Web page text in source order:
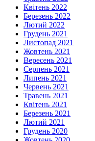
Квітень 2022
Березень 2022
Лютий 2022
Грудень 2021
Листопад 2021
Жовтень 2021
Вересень 2021
Серпень 2021
Липень 2021
Червень 2021
Травень 2021
Квітень 2021
Березень 2021
Лютий 2021
Грудень 2020